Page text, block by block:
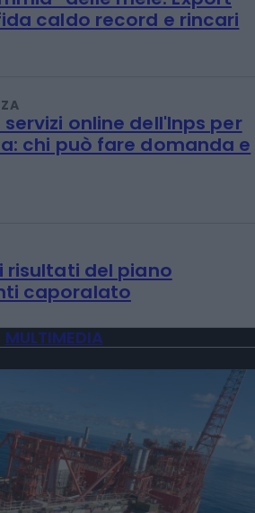
caldo record e rincari
online dell'Inps per
chi può fare domanda e
risultati del piano
caporalato
MULTIMEDIA